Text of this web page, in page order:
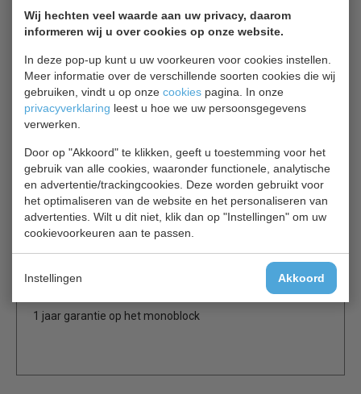
Wij hechten veel waarde aan uw privacy, daarom
informeren wij u over cookies op onze website.
In deze pop-up kunt u uw voorkeuren voor cookies instellen.
Meer informatie over de verschillende soorten cookies die wij
gebruiken, vindt u op onze cookies pagina. In onze
privacyverklaring leest u hoe we uw persoonsgegevens
verwerken.
Door op "Akkoord" te klikken, geeft u toestemming voor het
gebruik van alle cookies, waaronder functionele, analytische
en advertentie/trackingcookies. Deze worden gebruikt voor
het optimaliseren van de website en het personaliseren van
advertenties. Wilt u dit niet, klik dan op "Instellingen" om uw
cookievoorkeuren aan te passen.
Instellingen Akkoord
Combisteel monoblok koelunits zijn compleet voor
gemonteerd voor een snelle montage in koelcellen. Ze
bestaan uit een compressor, condensor, regelpaneel en
een verdamper-deel aan de binnenunit. De panelen van
de buitenunit zijn simpel te verwijderen t.b.v het
onderhoud. Automatische elektrische ontdooiing zorgt
ervoor dat de verdamper ijsvrij blijft.
Temperatuur 0 ºC / +10 ºC
Digitale regeling en temperatuur uitlezing
Verlichting en deur schakelaar.
Automatische elektrische ontdooiing
Koudemiddel R404a
Optie: zwaardere motor
Let op, foto motor kan afwijken
1 jaar garantie op het monoblock